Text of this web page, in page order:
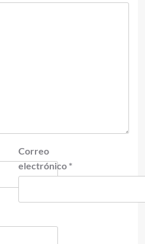
Correo
electrónico *